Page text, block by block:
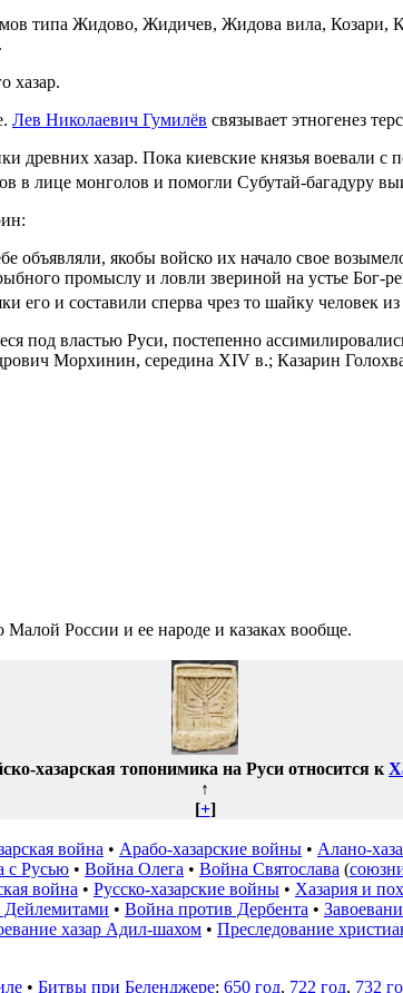
типа Жидово, Жидичев, Жидова вила, Козари,
хазар.
Лев Николаевич Гумилёв связывает этногенез
древних хазар. Пока киевские князья воевали
в лице монголов и помогли Субутай-багадуру
якобы войско их начало свое
промыслу и ловли звериной на устье Бог-
и составили сперва чрез то шайку человек
под властью Руси, постепенно
Морхинин, середина XIV в.; Казарин
России и ее народе и казаках вообще.
хазарская топонимика на Руси относится к
↑
[+]
война • Арабо-хазарские войны • Алано-
с Русью • Война Олега • Война Святослава (
война • Русско-хазарские войны • Хазария и
• Война против Дербента •
хазар Адил-шахом • Преследование
• Битвы при Беленджере: 650 год, 722 год, 732